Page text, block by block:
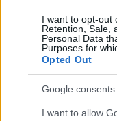
I want to opt-out
Retention, Sale,
Personal Data
Purposes for
Opted Out
Google consents
I want to allow
A konferencián
eltérő méretű,
fesztivál és
néhány fős
nélkül szinte